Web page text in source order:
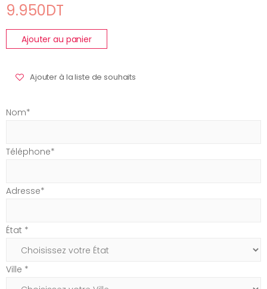
9.950DT
Ajouter au panier
Ajouter à la liste de souhaits
Nom*
Téléphone*
Adresse*
État *
Ville *